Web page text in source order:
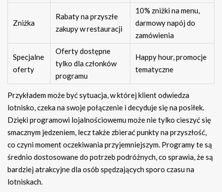
Zniżka
Rabaty na przyszłe
zakupy w restauracji
10% zniżki na menu,
darmowy napój do
zamówienia
Specjalne
oferty
Oferty dostępne
tylko dla członków
programu
Happy hour, promocje
tematyczne
Przykładem może być sytuacja, w której klient odwiedza
lotnisko, czeka na swoje połączenie i decyduje się na posiłek.
Dzięki programowi lojalnościowemu może nie tylko cieszyć się
smacznym jedzeniem, lecz także zbierać punkty na przyszłość,
co czyni moment oczekiwania przyjemniejszym. Programy te są
średnio dostosowane do potrzeb podróżnych, co sprawia, że są
bardziej atrakcyjne dla osób spędzających sporo czasu na
lotniskach.